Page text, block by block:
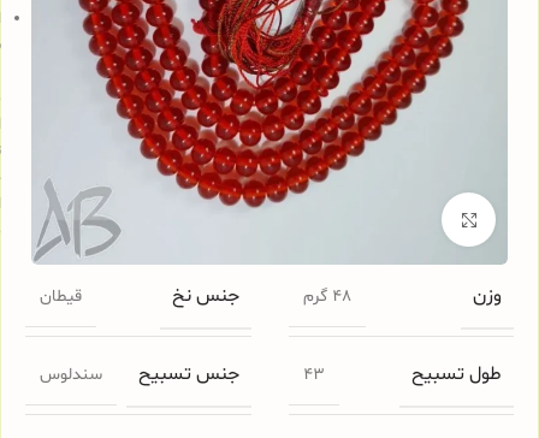
برای بزرگنمایی کلیک کنید
وزن 48 گرم جنس نخ قیطان
طول تسبیح 43 جنس تسبیح سندلوس